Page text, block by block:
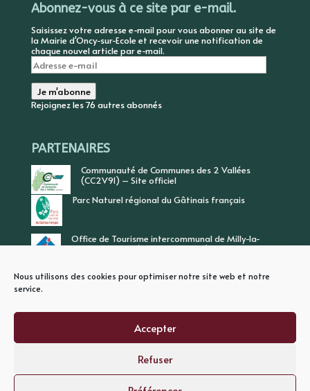
Nous utilisons des cookies pour optimiser notre site web et notre
service.
Accepter
Refuser
Abonnez-vous à ce site par e-mail.
Saisissez votre adresse e-mail pour vous abonner au site de
la Mairie d'Oncy-sur-Ecole et recevoir une notification de
chaque nouvel article par e-mail.
Adresse
e-
mail
Je m'abonne
Rejoignez les 76 autres abonnés
PARTENAIRES
Communauté de Communes des 2 Vallées
(CC2V91) – Site officiel
Parc Naturel régional du Gâtinais français
Office de Tourisme intercommunal de Milly-la-
Forêt, Vallée de l’Ecole, Vallée de l’Essonne
MENTIONS LEGALES
POLITIQUE DE CONFIDENTIALITE